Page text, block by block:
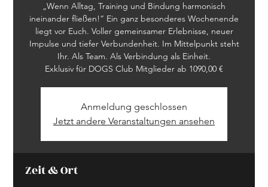
„Wenn Alltag, Training und Bindung harmonisch
ineinander fließen!“ Ein ganz besonderes Wochenende
liegt vor Euch. Voller gemeinsamer Erlebnisse, neuer
Impulse und tiefer Verbundenheit. Im Mittelpunkt steht
Ihr. Als Team. Als Verbindung als Einheit.
Exklusiv für DOGS Club Mitglieder ab 1090,00 €
Anmeldung geschlossen
Jetzt andere Veranstaltungen ansehen
Zeit & Ort